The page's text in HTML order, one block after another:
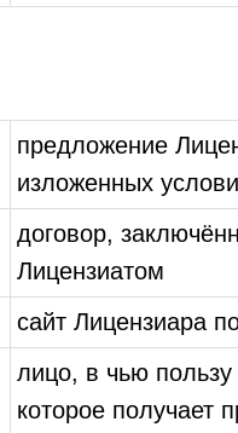
предложение
изложенных
договор,
Лицензиатом
сайт Лицензиара
лицо, в чью пользу
которое получает